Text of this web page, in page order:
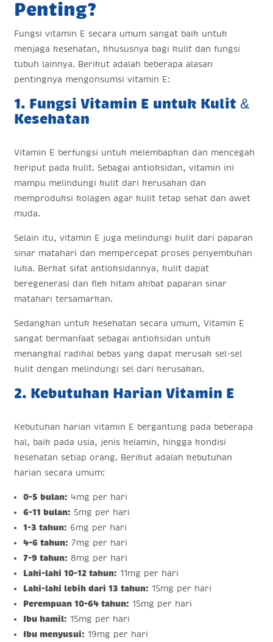
Penting?
Fungsi vitamin E secara umum sangat baik untuk
menjaga kesehatan, khususnya bagi kulit dan fungsi
tubuh lainnya. Berikut adalah beberapa alasan
pentingnya mengonsumsi vitamin E:
1. Fungsi Vitamin E untuk Kulit &
Kesehatan
Vitamin E berfungsi untuk melembapkan dan mencegah
keriput pada kulit. Sebagai antioksidan, vitamin ini
mampu melindungi kulit dari kerusakan dan
memproduksi kolagen agar kulit tetap sehat dan awet
muda.
Selain itu, vitamin E juga melindungi kulit dari paparan
sinar matahari dan mempercepat proses penyembuhan
luka. Berkat sifat antioksidannya, kulit dapat
beregenerasi dan flek hitam akibat paparan sinar
matahari tersamarkan.
Sedangkan untuk kesehatan secara umum, Vitamin E
sangat bermanfaat sebagai antioksidan untuk
menangkal radikal bebas yang dapat merusak sel-sel
kulit dengan melindungi sel dari kerusakan.
2. Kebutuhan Harian Vitamin E
Kebutuhan harian vitamin E bergantung pada beberapa
hal, baik pada usia, jenis kelamin, hingga kondisi
kesehatan setiap orang. Berikut adalah kebutuhan
harian secara umum:
0-5 bulan: 4mg per hari
6-11 bulan: 5mg per hari
1-3 tahun: 6mg per hari
4-6 tahun: 7mg per hari
7-9 tahun: 8mg per hari
Laki-laki 10-12 tahun: 11mg per hari
Laki-laki lebih dari 13 tahun: 15mg per hari
Perempuan 10-64 tahun: 15mg per hari
Ibu hamil: 15mg per hari
Ibu menyusui: 19mg per hari